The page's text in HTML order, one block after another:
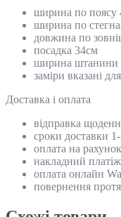
ширина по поясу
ширина по
довжина по
посадка 34см
ширина штанини
заміри вказані
Доставка і оплата
відправка
сроки доставки 1-
оплата на
накладний
оплата онлайн
повернення